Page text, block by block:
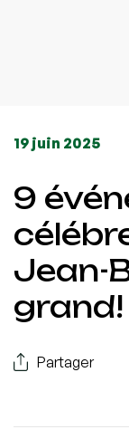
19 juin 2025
9
Jean-
grand!
Partager